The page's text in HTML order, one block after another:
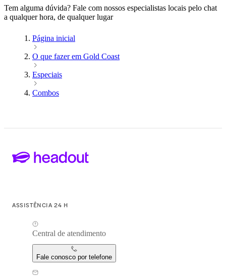
Tem alguma dúvida? Fale com nossos especialistas locais pelo chat
a qualquer hora, de qualquer lugar
Página inicial
O que fazer em Gold Coast
Especiais
Combos
ASSISTÊNCIA 24 H
Central de atendimento
Fale conosco por telefone